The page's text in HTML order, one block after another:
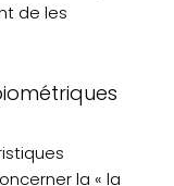
de les
la « la